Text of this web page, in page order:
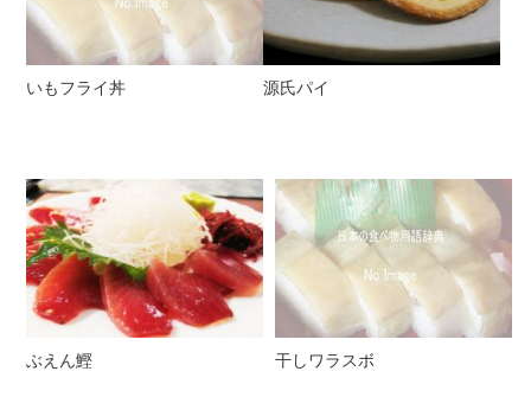
いもフライ丼 源氏パイ
ぶえん鰹 干しワラスボ